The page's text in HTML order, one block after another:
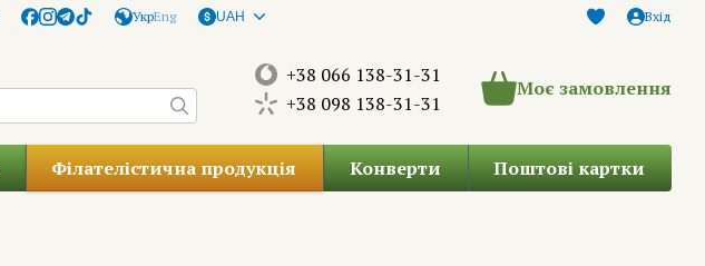
УкрEng UAH Вхід
+38 066 138-31-31
+38 098 138-31-31
Моє замовлення
Філателістична продукція Конверти Поштові картки